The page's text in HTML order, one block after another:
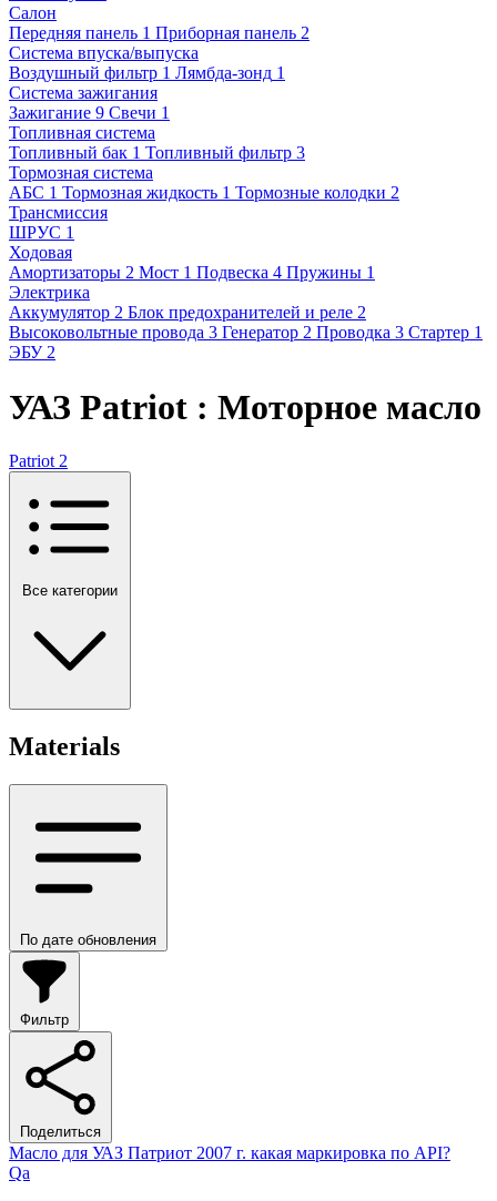
Салон
Передняя панель 1 Приборная панель 2
Система впуска/выпуска
Воздушный фильтр 1 Лямбда-зонд 1
Система зажигания
Зажигание 9 Свечи 1
Топливная система
Топливный бак 1 Топливный фильтр 3
Тормозная система
АБС 1 Тормозная жидкость 1 Тормозные колодки 2
Трансмиссия
ШРУС 1
Ходовая
Амортизаторы 2 Мост 1 Подвеска 4 Пружины 1
Электрика
Аккумулятор 2 Блок предохранителей и реле 2
Высоковольтные провода 3 Генератор 2 Проводка 3 Стартер 1
ЭБУ 2
УАЗ Patriot : Моторное масло
Patriot 2
Все категории
Materials
По дате обновления
Фильтр
Поделиться
Масло для УАЗ Патриот 2007 г. какая маркировка по API?
Qa